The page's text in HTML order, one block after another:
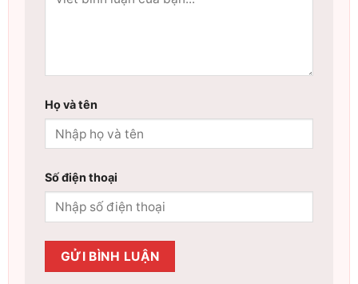
Họ và tên
Số điện thoại